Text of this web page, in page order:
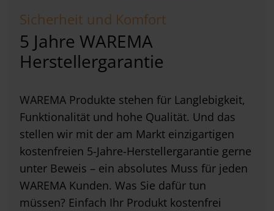
Sicherheit und Komfort
5 Jahre WAREMA
Herstellergarantie
WAREMA Produkte stehen für Langlebigkeit,
Funktionalität und hohe Qualität. Und das
stellen wir mit der am Markt einzigartigen
kostenfreien 5-Jahre-Herstellergarantie gerne
unter Beweis – ein absolutes Muss für jeden
WAREMA Kunden. Was Sie dafür tun
müssen? Einfach Ihr Produkt kostenfrei